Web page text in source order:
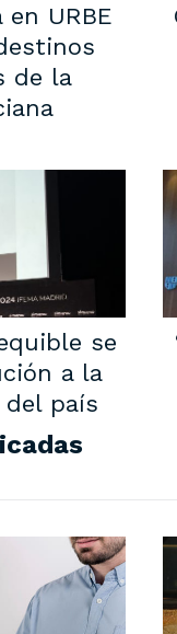
URBE
de la
se
a la
del país